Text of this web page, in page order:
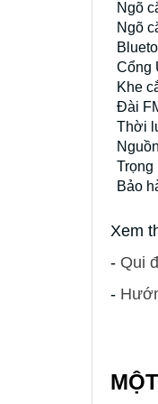
Ngõ
Ngõ
Khe
Đài
Thời
Bảo
Xem
- Qui
-